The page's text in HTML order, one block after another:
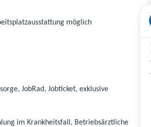
möglich
JobRad, Jobticket, exklusive
im Krankheitsfall, Betriebsärztliche